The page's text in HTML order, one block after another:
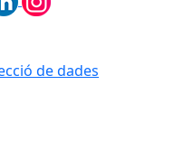
de dades